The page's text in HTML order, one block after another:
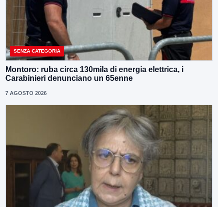
SENZA CATEGORIA
Montoro: ruba circa 130mila di energia elettrica, i
Carabinieri denunciano un 65enne
7 AGOSTO 2026